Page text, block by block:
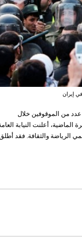
إيران
عدد من الموقوفين خلال
الماضية، أعلنت النيابة
الرياضة والثقافة. فقد